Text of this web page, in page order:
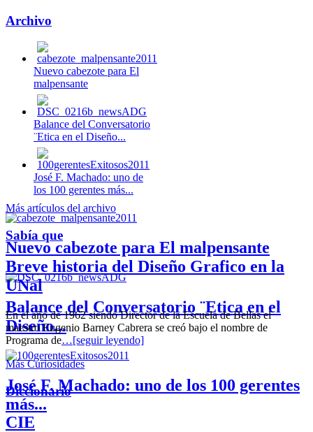
Archivo
Nuevo cabezote para El
malpensante
Balance del Conversatorio
¨Etica en el Diseño...
José F. Machado: uno de
los 100 gerentes más...
Nuevo cabezote para El malpensante
Balance del Conversatorio ¨Etica en el
Diseño...
José F. Machado: uno de los 100 gerentes
más...
Más artículos del archivo
Sabía que
Breve historia del Diseño Grafico en la
UNal
En el año de 1962 siendo Director de la Escuela de Bellas el
maestro Eugenio Barney Cabrera se creó bajo el nombre de
Programa de…[seguir leyendo]
Más Curiosidades
Diccionario
CIE